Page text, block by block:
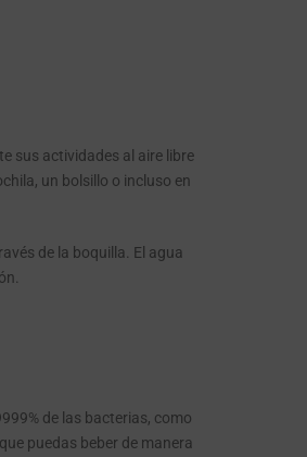
sus actividades al aire libre
un bolsillo o incluso en
de la boquilla. El agua
de las bacterias, como
puedas beber de manera